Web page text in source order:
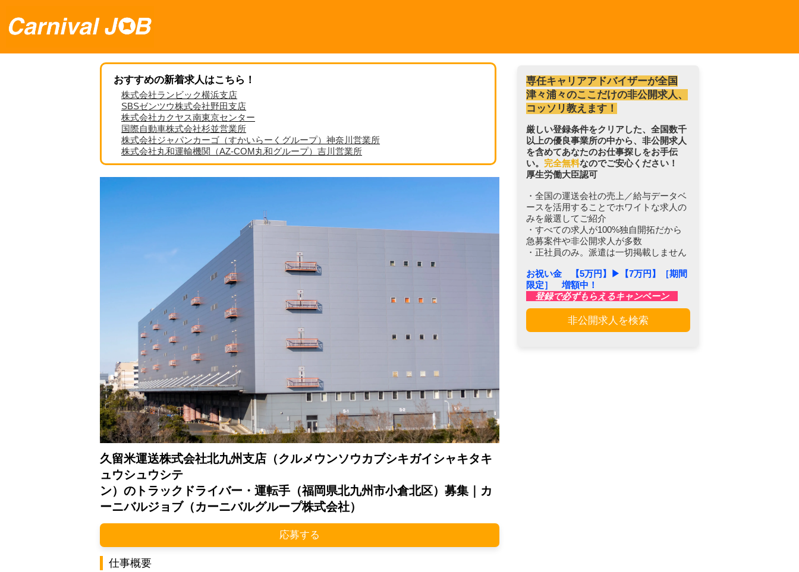
おすすめの新着求人はこちら！
株式会社ランビック横浜支店
SBSゼンツウ株式会社野田支店
株式会社カクヤス南東京センター
国際自動車株式会社杉並営業所
株式会社ジャパンカーゴ（すかいらーくグループ）神奈川営業所
株式会社丸和運輸機関（AZ-COM丸和グループ）吉川営業所
久留米運送株式会社北九州支店（クルメウンソウカブシキガイシャキタキ
ュウシュウシテ
ン）のトラックドライバー・運転手（福岡県北九州市小倉北区）募集｜カ
ーニバルジョブ（カーニバルグループ株式会社）
応募する
仕事概要
専任キャリアアドバイザーが全国
津々浦々のここだけの非公開求人、
コッソリ教えます！
厳しい登録条件をクリアした、全国数千
以上の優良事業所の中から、非公開求人
を含めてあなたのお仕事探しをお手伝
い。 完全無料なのでご安心ください！
厚生労働大臣認可
・全国の運送会社の売上／給与データベ
ースを活用することでホワイトな求人の
みを厳選してご紹介
・すべての求人が100%独自開拓だから
急募案件や非公開求人が多数
・正社員のみ。派遣は一切掲載しません
お祝い金 【5万円】▶︎【7万円】［期間
限定］ 増額中！
登録で必ずもらえるキャンペーン
非公開求人を検索